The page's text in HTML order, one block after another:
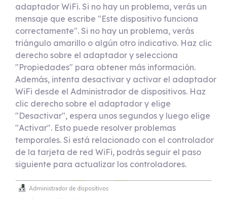
adaptador WiFi. Si no hay un problema, verás un
mensaje que escribe "Este dispositivo funciona
correctamente". Si no hay un problema, verás
triángulo amarillo o algún otro indicativo. Haz clic
derecho sobre el adaptador y selecciona
"Propiedades" para obtener más información.
Además, intenta desactivar y activar el adaptador
WiFi desde el Administrador de dispositivos. Haz
clic derecho sobre el adaptador y elige
"Desactivar", espera unos segundos y luego elige
"Activar". Esto puede resolver problemas
temporales. Si está relacionado con el controlador
de la tarjeta de red WiFi, podrás seguir el paso
siguiente para actualizar los controladores.